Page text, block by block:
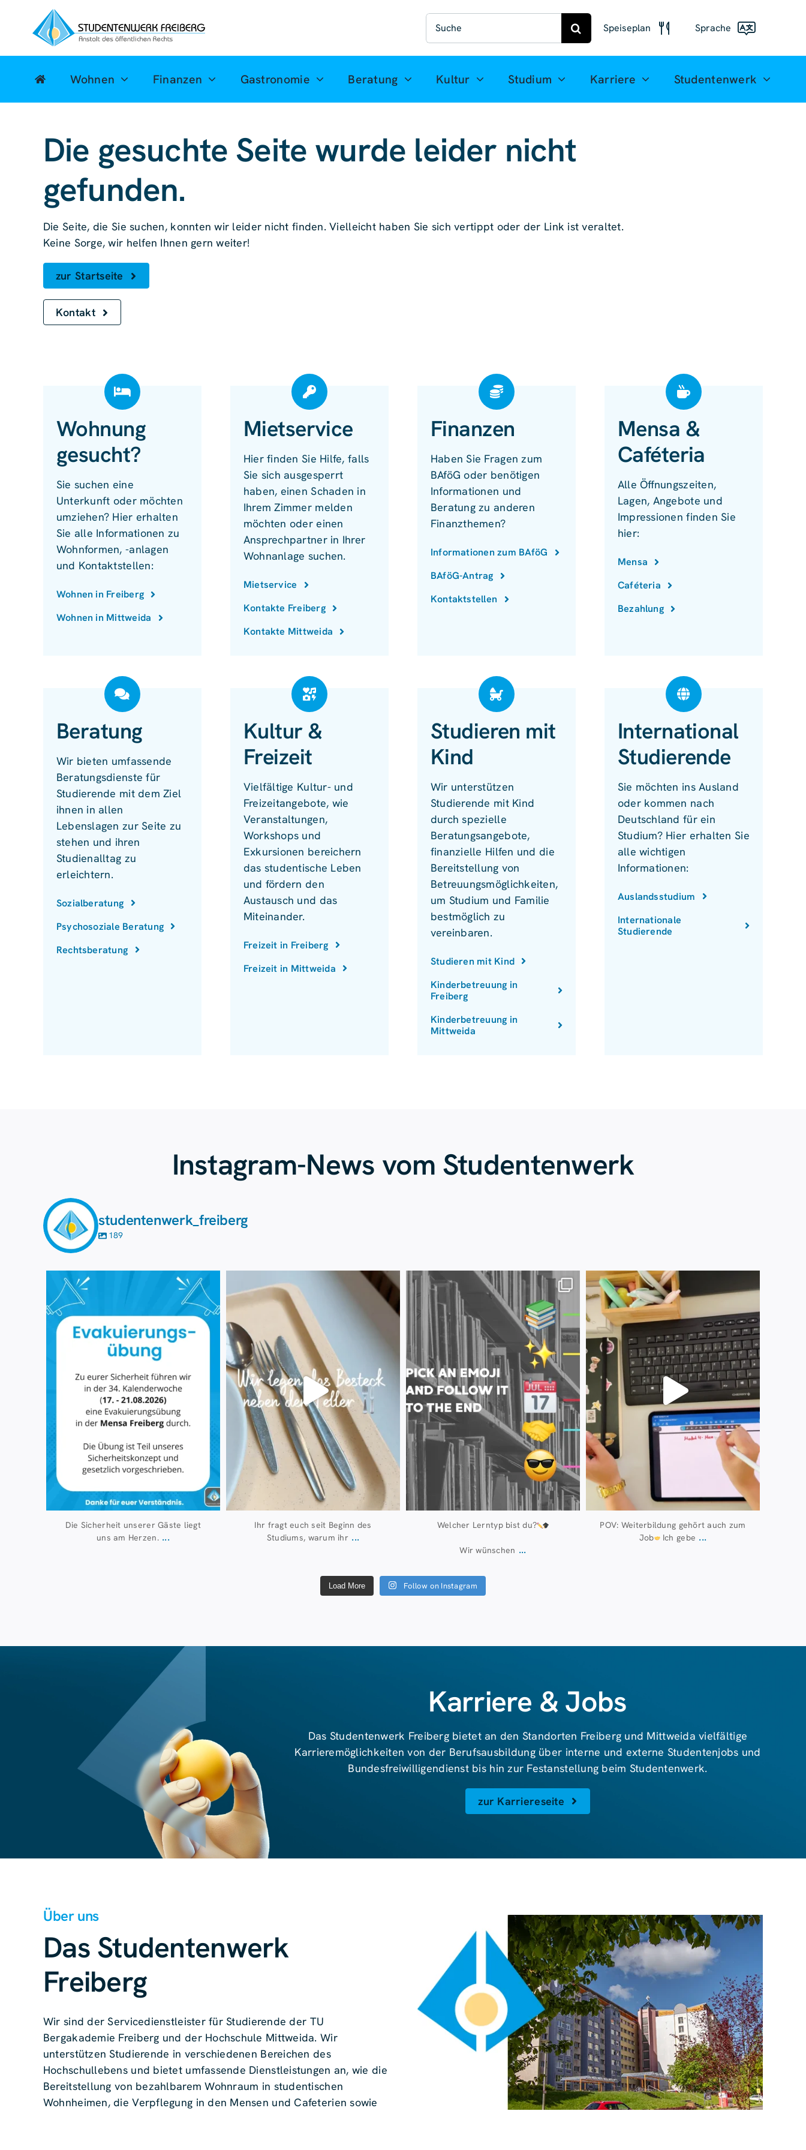
springen
Suche
nach:
Speiseplan
Speiseplan
Mittweida
Sprache
(UK)
Wohnen Finanzen Gastronomie Beratung Kultur Studium Karriere Studentenwerk
Die gesuchte Seite wurde leider nicht
gefunden.
Die Seite, die Sie suchen, konnten wir leider nicht finden. Vielleicht haben Sie sich vertippt oder der Link ist veraltet.
Keine Sorge, wir helfen Ihnen gern weiter!
zur Startseite
Kontakt
Wohnung
gesucht?
Sie suchen eine
Unterkunft oder möchten
umziehen? Hier erhalten
Sie alle Informationen zu
Wohnformen, -anlagen
und Kontaktstellen:
Wohnen in Freiberg
Wohnen in Mittweida
Mietservice
Hier finden Sie Hilfe, falls
Sie sich ausgesperrt
haben, einen Schaden in
Ihrem Zimmer melden
möchten oder einen
Ansprechpartner in Ihrer
Wohnanlage suchen.
Mietservice
Kontakte Freiberg
Kontakte Mittweida
Finanzen
Haben Sie Fragen zum
BAföG oder benötigen
Informationen und
Beratung zu anderen
Finanzthemen?
Informationen zum BAföG
BAföG-Antrag
Kontaktstellen
Mensa &
Caféteria
Alle Öffnungszeiten,
Lagen, Angebote und
Impressionen finden Sie
hier:
Mensa
Caféteria
Bezahlung
Beratung
Wir bieten umfassende
Beratungsdienste für
Studierende mit dem Ziel
ihnen in allen
Lebenslagen zur Seite zu
stehen und ihren
Studienalltag zu
erleichtern.
Sozialberatung
Psychosoziale Beratung
Rechtsberatung
Kultur &
Freizeit
Vielfältige Kultur- und
Freizeitangebote, wie
Veranstaltungen,
Workshops und
Exkursionen bereichern
das studentische Leben
und fördern den
Austausch und das
Miteinander.
Freizeit in Freiberg
Freizeit in Mittweida
Studieren mit
Kind
Wir unterstützen
Studierende mit Kind
durch spezielle
Beratungsangebote,
finanzielle Hilfen und die
Bereitstellung von
Betreuungsmöglichkeiten,
um Studium und Familie
bestmöglich zu
vereinbaren.
Studieren mit Kind
Kinderbetreuung in
Freiberg
Kinderbetreuung in
Mittweida
International
Studierende
Sie möchten ins Ausland
oder kommen nach
Deutschland für ein
Studium? Hier erhalten Sie
alle wichtigen
Informationen:
Auslandsstudium
Internationale
Studierende
Instagram-News vom Studentenwerk
studentenwerk_freiberg
189
Die Sicherheit unserer Gäste liegt
uns am Herzen. ...
224
Ihr fragt euch seit Beginn des
Studiums, warum ihr ...
Juli 20
28
Welcher Lerntyp bist du?
Wir wünschen ...
Juli 13
61
POV: Weiterbildung gehört auch zum
Job Ich gebe ...
Load More Follow on Instagram
Karriere & Jobs
Das Studentenwerk Freiberg bietet an den Standorten Freiberg und Mittweida vielfältige
Karrieremöglichkeiten von der Berufsausbildung über interne und externe Studentenjobs und
Bundesfreiwilligendienst bis hin zur Festanstellung beim Studentenwerk.
zur Karriereseite
Über uns
Das Studentenwerk
Freiberg
Wir sind der Servicedienstleister für Studierende der TU
Bergakademie Freiberg und der Hochschule Mittweida. Wir
unterstützen Studierende in verschiedenen Bereichen des
Hochschullebens und bietet umfassende Dienstleistungen an, wie die
Bereitstellung von bezahlbarem Wohnraum in studentischen
Wohnheimen, die Verpflegung in den Mensen und Cafeterien sowie